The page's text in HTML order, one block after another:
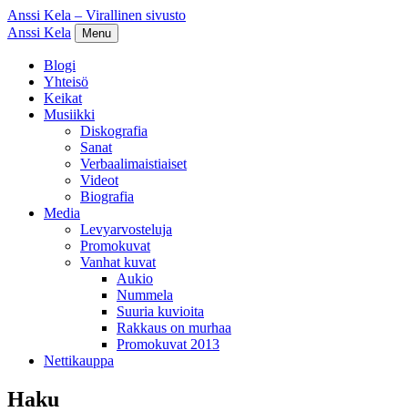
Anssi Kela – Virallinen sivusto
Anssi Kela
Menu
Blogi
Yhteisö
Keikat
Musiikki
Diskografia
Sanat
Verbaalimaistiaiset
Videot
Biografia
Media
Levyarvosteluja
Promokuvat
Vanhat kuvat
Aukio
Nummela
Suuria kuvioita
Rakkaus on murhaa
Promokuvat 2013
Nettikauppa
Haku